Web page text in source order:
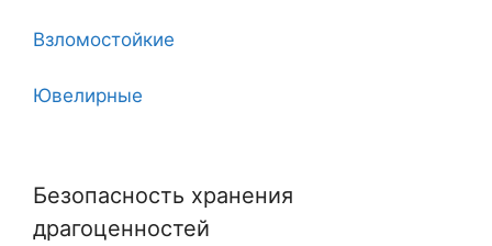
8
10
12
Взломостойкие
Ювелирные
Двухдверные
Безопасность хранения
драгоценностей